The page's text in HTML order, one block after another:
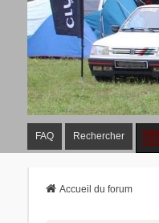
FAQ Rechercher
Accueil du forum